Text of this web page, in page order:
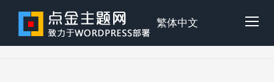
content
点
繁体中文